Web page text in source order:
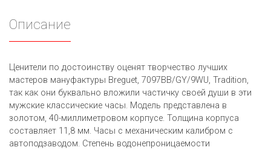
Описание
Ценители по достоинству оценят творчество лучших
мастеров мануфактуры Breguet, 7097BB/GY/9WU, Tradition,
так как они буквально вложили частичку своей души в эти
мужские классические часы. Модель представлена в
золотом, 40-миллиметровом корпусе. Толщина корпуса
составляет 11,8 мм. Часы с механическим калибром с
автоподзаводом. Степень водонепроницаемости